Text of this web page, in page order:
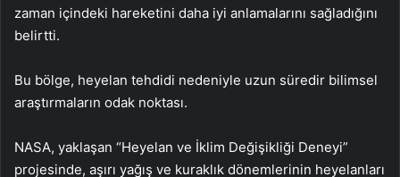
zaman içindeki hareketini daha iyi anlamalarını sağladığını
belirtti.
Bu bölge, heyelan tehdidi nedeniyle uzun süredir bilimsel
araştırmaların odak noktası.
NASA, yaklaşan “Heyelan ve İklim Değişikliği Deneyi”
projesinde, aşırı yağış ve kuraklık dönemlerinin heyelanları